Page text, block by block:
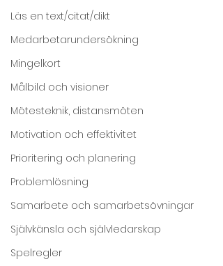
Läs en text/citat/dikt
Medarbetarundersökning
Mingelkort
Målbild och visioner
Mötesteknik, distansmöten
Motivation och effektivitet
Prioritering och planering
Problemlösning
Samarbete och samarbetsövningar
Självkänsla och självledarskap
Spelregler